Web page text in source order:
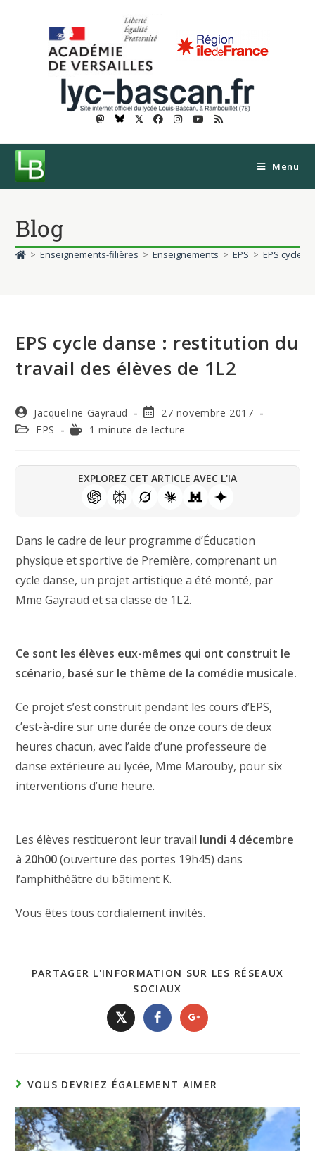
𝕏
Menu
Blog
> Enseignements-filières > Enseignements > EPS > EPS cycle
EPS cycle danse : restitution du
travail des élèves de 1L2
Jacqueline Gayraud
27 novembre 2017
EPS
1 minute de lecture
EXPLOREZ CET ARTICLE AVEC L'IA
Dans le cadre de leur programme d’Éducation
physique et sportive de Première, comprenant un
cycle danse, un projet artistique a été monté, par
Mme Gayraud et sa classe de 1L2.
Ce sont les élèves eux-mêmes qui ont construit le
scénario, basé sur le thème de la comédie musicale.
Ce projet s’est construit pendant les cours d’EPS,
c’est-à-dire sur une durée de onze cours de deux
heures chacun, avec l’aide d’une professeure de
danse extérieure au lycée, Mme Marouby, pour six
interventions d’une heure.
Les élèves restitueront leur travail lundi 4 décembre
à 20h00(ouverture des portes 19h45) dans
l’amphithéâtre du bâtiment K.
Vous êtes tous cordialement invités.
PARTAGER L'INFORMATION SUR LES RÉSEAUX
SOCIAUX
𝕏
VOUS DEVRIEZ ÉGALEMENT AIMER